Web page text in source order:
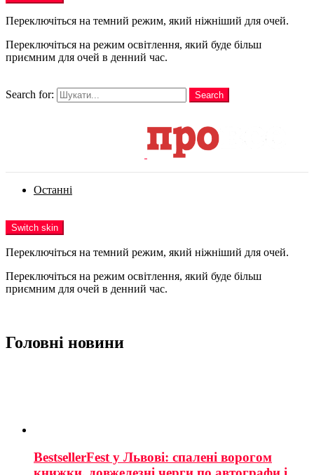
Переключіться на темний режим, який ніжніший для очей.
Переключіться на режим освітлення, який буде більш
приємним для очей в денний час.
Search for:
Search
Останні
Switch skin
Переключіться на темний режим, який ніжніший для очей.
Переключіться на режим освітлення, який буде більш
приємним для очей в денний час.
Головні новини
BestsellerFest у Львові: спалені ворогом